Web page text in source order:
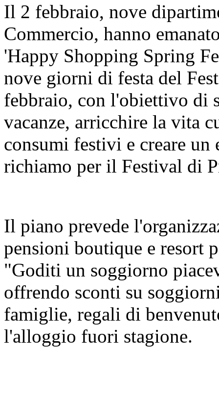
Il 2 febbraio, nove
Commercio, hanno
'Happy Shopping Spring
nove giorni di festa del
febbraio, con l'obiettivo di
vacanze, arricchire la vita
consumi festivi e creare un
richiamo per il Festival di
Il piano prevede
pensioni boutique e resort
"Goditi un soggiorno
offrendo sconti su
famiglie, regali di
l'alloggio fuori stagione.